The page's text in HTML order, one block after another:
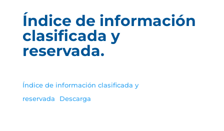
Índice de información
clasificada y
reservada.
Índice de información clasificada y
reservada
Descarga